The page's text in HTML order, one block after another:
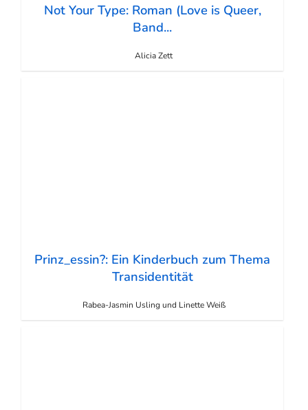
Not Your Type: Roman (Love is Queer,
Band...
Alicia Zett
Prinz_essin?: Ein Kinderbuch zum Thema
Transidentität
Rabea-Jasmin Usling und Linette Weiß